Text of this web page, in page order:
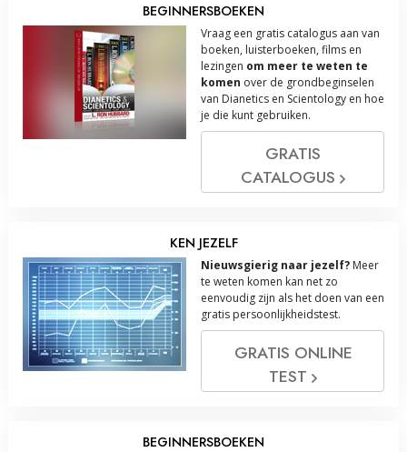
BEGINNERSBOEKEN
Vraag een gratis catalogus aan van
boeken, luisterboeken, films en
lezingen om meer te weten te
komen over de grondbeginselen
van Dianetics en Scientology en hoe
je die kunt gebruiken.
GRATIS
CATALOGUS
KEN JEZELF
Nieuwsgierig naar jezelf? Meer
te weten komen kan net zo
eenvoudig zijn als het doen van een
gratis persoonlijkheidstest.
GRATIS ONLINE
TEST
BEGINNERSBOEKEN